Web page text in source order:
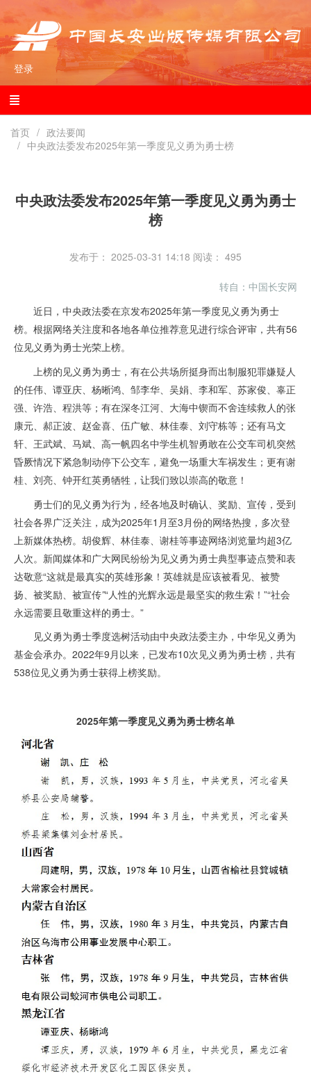
登录
首页
政法要闻
中央政法委发布2025年第一季度见义勇为勇士榜
中央政法委发布2025年第一季度见义勇为勇士
榜
发布于： 2025-03-31 14:18 阅读： 495
转自：中国长安网
近日，中央政法委在京发布2025年第一季度见义勇为勇士
榜。根据网络关注度和各地各单位推荐意见进行综合评审，共有56
位见义勇为勇士光荣上榜。
上榜的见义勇为勇士，有在公共场所挺身而出制服犯罪嫌疑人
的任伟、谭亚庆、杨晰鸿、邹李华、吴娟、李和军、苏家俊、辜正
强、许浩、程洪等；有在深冬江河、大海中锲而不舍连续救人的张
康元、郝正波、赵金喜、伍广敏、林佳泰、刘守栋等；还有马文
轩、王武斌、马斌、高一帆四名中学生机智勇敢在公交车司机突然
昏厥情况下紧急制动停下公交车，避免一场重大车祸发生；更有谢
桂、刘亮、钟开红英勇牺牲，让我们致以崇高的敬意！
勇士们的见义勇为行为，经各地及时确认、奖励、宣传，受到
社会各界广泛关注，成为2025年1月至3月份的网络热搜，多次登
上新媒体热榜。胡俊辉、林佳泰、谢桂等事迹网络浏览量均超3亿
人次。新闻媒体和广大网民纷纷为见义勇为勇士典型事迹点赞和表
达敬意“这就是最真实的英雄形象！英雄就是应该被看见、被赞
扬、被奖励、被宣传”“人性的光辉永远是最坚实的救生索！”“社会
永远需要且敬重这样的勇士。”
见义勇为勇士季度选树活动由中央政法委主办，中华见义勇为
基金会承办。2022年9月以来，已发布10次见义勇为勇士榜，共有
538位见义勇为勇士获得上榜奖励。
2025年第一季度见义勇为勇士榜名单